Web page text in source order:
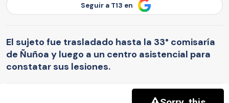
Seguir a T13 en
El sujeto fue trasladado hasta la 33° comisaría
de Ñuñoa y luego a un centro asistencial para
constatar sus lesiones.